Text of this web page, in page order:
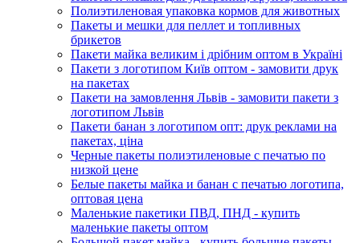
Полиэтиленовая упаковка кормов для животных
Пакеты и мешки для пеллет и топливных
брикетов
Пакети майка великим і дрібним оптом в Україні
Пакети з логотипом Київ оптом - замовити друк
на пакетах
Пакети на замовлення Львів - замовити пакети з
логотипом Львів
Пакети банан з логотипом опт: друк реклами на
пакетах, ціна
Черные пакеты полиэтиленовые с печатью по
низкой цене
Белые пакеты майка и банан с печатью логотипа,
оптовая цена
Маленькие пакетики ПВД, ПНД - купить
маленькие пакеты оптом